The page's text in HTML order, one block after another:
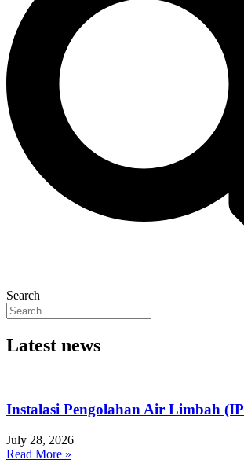
Search
Latest news
Instalasi Pengolahan Air Limbah
July 28, 2026
Read More »